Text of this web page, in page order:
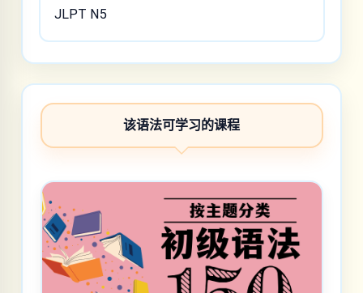
JLPT N5
该语法可学习的课程